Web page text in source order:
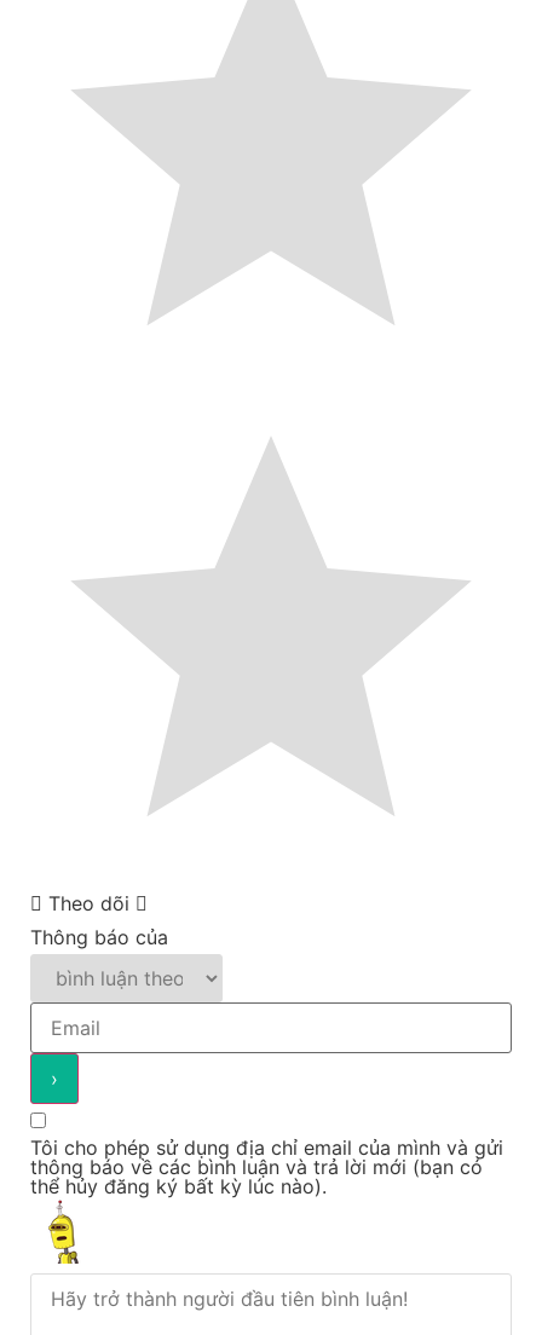
Theo dõi
Thông báo của
Tôi cho phép sử dụng địa chỉ email của mình và gửi
thông báo về các bình luận và trả lời mới (bạn có
thể hủy đăng ký bất kỳ lúc nào).